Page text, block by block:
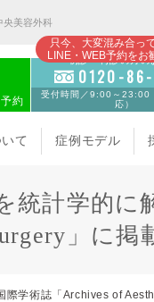
央美容外科
約
只今、大変混み合っ
LINE・WEB予約をお
初診・再診の方の
0120-
受付時間／9:00～23:00
応）
て 症例モデル
統計学的に
」に掲
際学術誌「Archives of